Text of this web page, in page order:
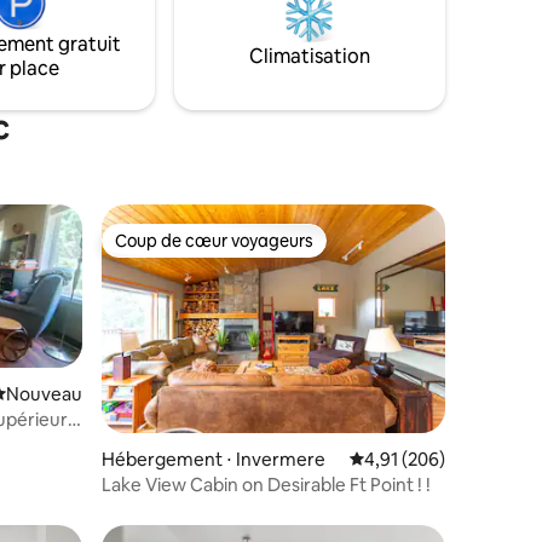
Faites griller des guimauves autour du
feu... Faites griller un festin sur le
barbecue ouvert toute l'année de la
gratuit
place
Climatisation
: 4,94 sur 5
hébergement
Nouveau
Coup de cœur voyageurs
Coup de cœur voyageurs
Hébergement ⋅ Invermere Évaluation moyenne
4,91 (206)
Lake View Cabin on Desirable Ft Point ! !